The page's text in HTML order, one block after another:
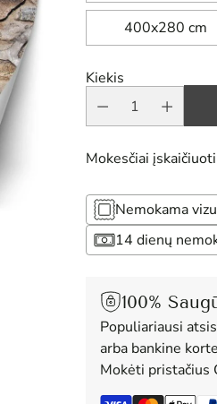
400x280 cm
Kiekis
Mokesčiai
Nemokama
14 dienų
100%
Populiariausi
arba bankine
Mokėti pristačius